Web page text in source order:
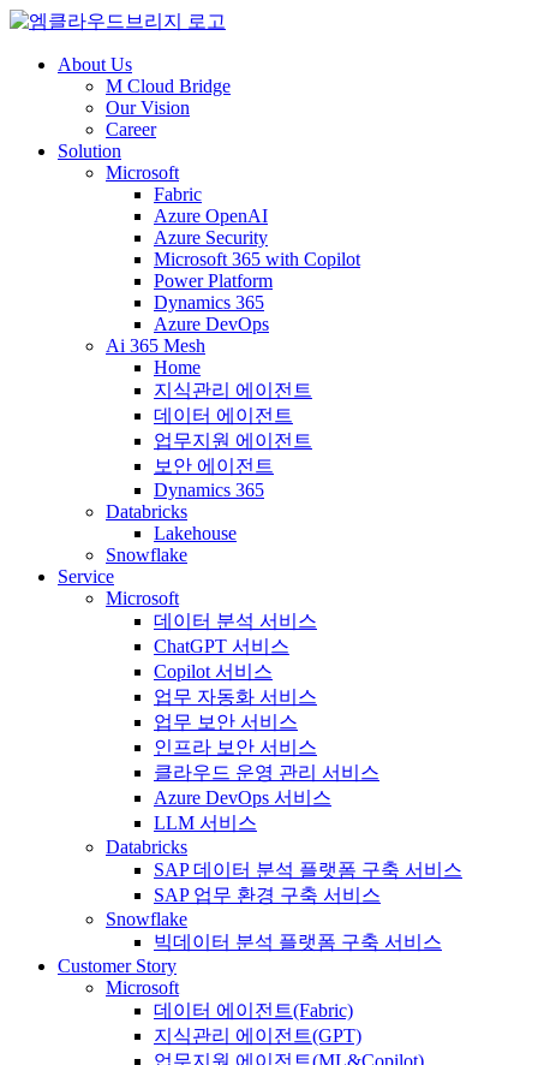
About Us
M Cloud Bridge
Our Vision
Career
Solution
Microsoft
Fabric
Azure OpenAI
Azure Security
Microsoft 365 with Copilot
Power Platform
Dynamics 365
Azure DevOps
Ai 365 Mesh
Home
지식관리 에이전트
데이터 에이전트
업무지원 에이전트
보안 에이전트
Dynamics 365
Databricks
Lakehouse
Snowflake
Service
Microsoft
데이터 분석 서비스
ChatGPT 서비스
Copilot 서비스
업무 자동화 서비스
업무 보안 서비스
인프라 보안 서비스
클라우드 운영 관리 서비스
Azure DevOps 서비스
LLM 서비스
Databricks
SAP 데이터 분석 플랫폼 구축 서비스
SAP 업무 환경 구축 서비스
Snowflake
빅데이터 분석 플랫폼 구축 서비스
Customer Story
Microsoft
데이터 에이전트(Fabric)
지식관리 에이전트(GPT)
업무지원 에이전트(ML&Copilot)